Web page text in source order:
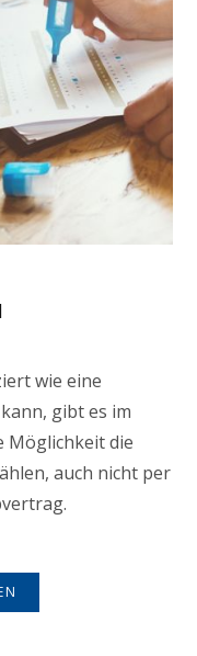
wie eine
gibt es im
Möglichkeit die
auch nicht per